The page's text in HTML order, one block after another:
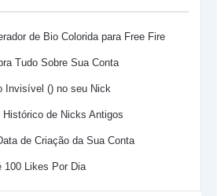
de Bio Colorida para Free Fire
Tudo Sobre Sua Conta
Invisível (ㅤ) no seu Nick
Histórico de Nicks Antigos
de Criação da Sua Conta
100 Likes Por Dia